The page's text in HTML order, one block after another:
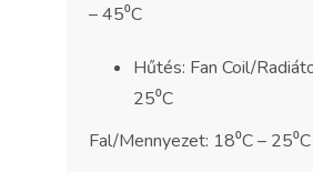
– 45⁰C
Hűtés: Fan Coil/
25⁰C
Fal/Mennyezet: 18⁰C – 25⁰C